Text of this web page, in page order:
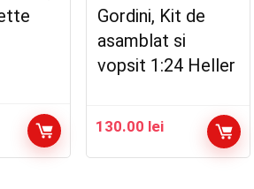
Gordini, Kit de
asamblat si
vopsit 1:24 Heller
130.00 lei